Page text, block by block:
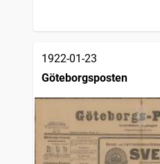
1922-01-23
Göteborgsposten